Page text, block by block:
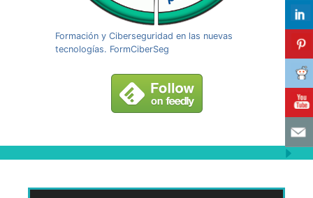
Formación y Ciberseguridad en las nuevas
tecnologías. FormCiberSeg